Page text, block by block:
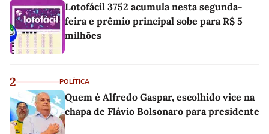
Lotofácil 3752 acumula nesta segunda-
feira e prêmio principal sobe para R$ 5
milhões
2 POLÍTICA
Quem é Alfredo Gaspar, escolhido vice na
chapa de Flávio Bolsonaro para presidente